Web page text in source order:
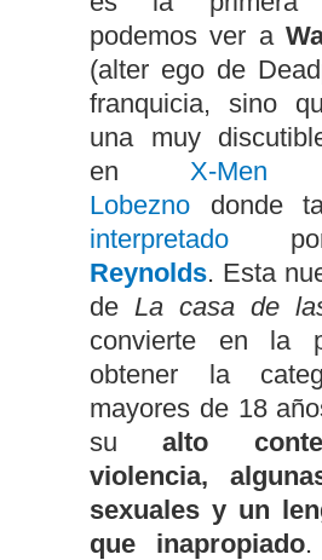
podemos ver a
(alter ego de
franquicia, sino
una muy
en X-Men
Lobezno donde
interpretado
Reynolds. Esta
de La casa de
convierte en la
obtener la
mayores de 18
sualto
violencia,
sexuales y un
que inapropiado.